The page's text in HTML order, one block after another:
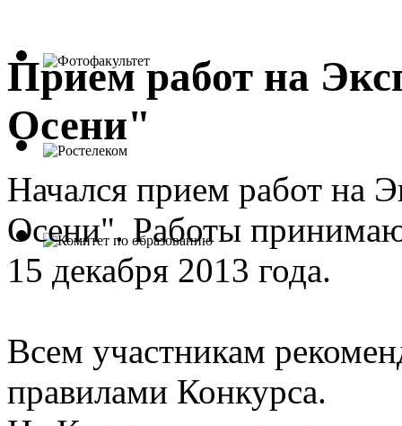
Прием работ на
Осени"
Начался прием работ на
Осени". Работы
15 декабря 2013 года.
Всем участникам
правилами Конкурса.